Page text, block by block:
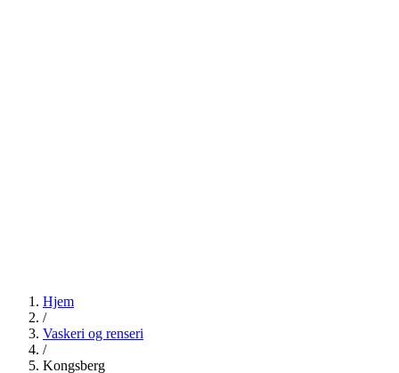
Hjem
/
Vaskeri og renseri
/
Kongsberg